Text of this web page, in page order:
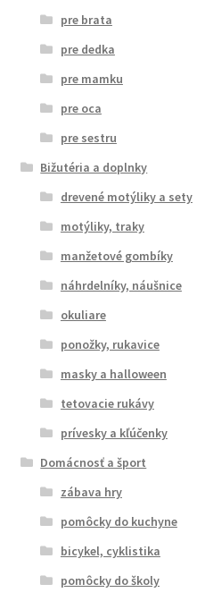
pre brata
pre dedka
pre mamku
pre oca
pre sestru
Bižutéria a doplnky
drevené motýliky a sety
motýliky, traky
manžetové gombíky
náhrdelníky, náušnice
okuliare
ponožky, rukavice
masky a halloween
tetovacie rukávy
prívesky a kľúčenky
Domácnosť a šport
zábava hry
pomôcky do kuchyne
bicykel, cyklistika
pomôcky do školy